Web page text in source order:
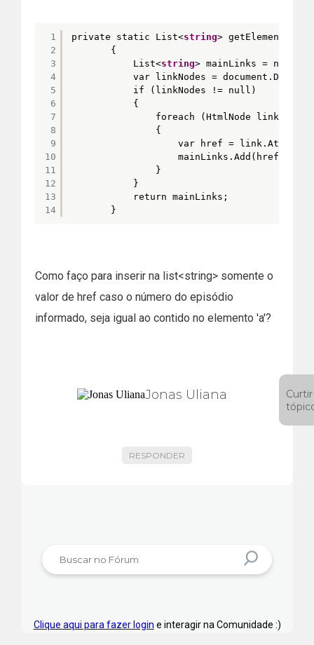
1
2
3
4
5
6
7
8
9
10
11
12
13
14
private static List<string>
{
List<string> mainLinks = new
var linkNodes =
if (linkNodes != null)
{
foreach (HtmlNode link in
{
var href =
mainLinks.Add(href);
}
}
return mainLinks;
}
Como faço para inserir na list<string> somente o
valor de href caso o número do episódio
informado, seja igual ao contido no elemento 'a'?
Jonas Uliana
Curtir
RESPONDER
Clique aqui para fazer login e interagir na Comunidade :)